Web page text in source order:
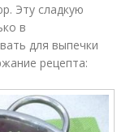
Эту сладкую
в
для выпечки
рецепта: